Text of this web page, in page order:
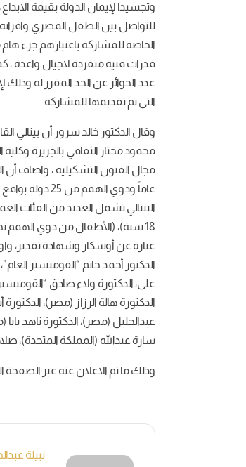
وتجسيدا لإيمان الدولة بقيمة
للتواصل بين الطفل المصري
الخاصة للمشاركة باعتبارهم جزء
قدرات فنية متفردة لاجيال واعدة ،
عدد الجوائز عن الحد المقرر له
التى تم تقديمها للمشاركة .
محمود مختار الثقافي بالجزيرة
عبارة عن أوسكار وشهادة تقدير،
الدكتور أحمد حاتم “القوميسير
علي، الدكتورة ولاء صادق
الدكتورة هالة الرزاز (مصر)،
عبدالجليل (مصر)، الدكتورة ناهد
سارة عبدالله (المملكة المتحدة)،
وذلك ما تم الاعلان عنه عبر الصفحة
نبيلة